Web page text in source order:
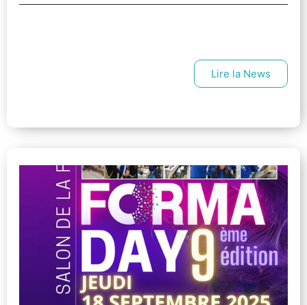
Lire la News